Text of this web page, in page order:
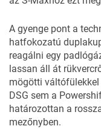
A gyenge pont a
hatfokozatú
reagálni egy
lassan áll át
mögötti váltófülekkel
DSG sem a
határozottan a
mezőnyben.